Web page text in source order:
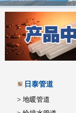
日泰管道
>地暖管道